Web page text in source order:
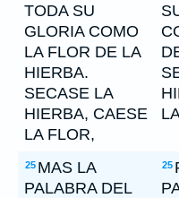
TODA SU
GLORIA COMO
LA FLOR DE LA
HIERBA.
SECASE LA
HIERBA, CAESE
LA FLOR,
25 MAS LA
PALABRA DEL
25